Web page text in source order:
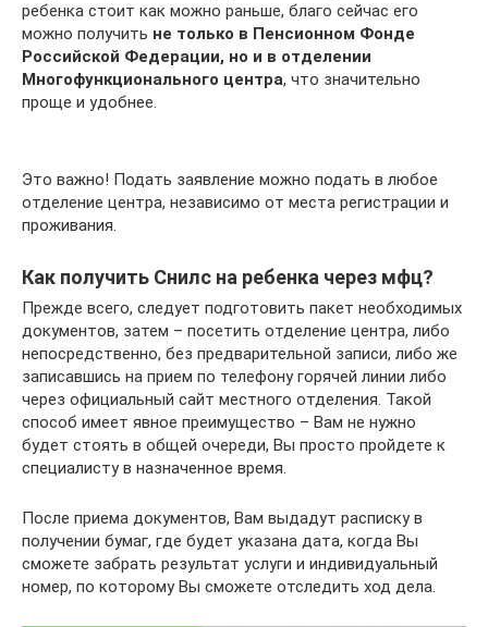
ребенка стоит как можно раньше, благо сейчас его
можно получить не только в Пенсионном Фонде
Российской Федерации, но и в отделении
Многофункционального центра, что значительно
проще и удобнее.
Это важно! Подать заявление можно подать в любое
отделение центра, независимо от места регистрации и
проживания.
Как получить Снилс на ребенка через мфц?
Прежде всего, следует подготовить пакет необходимых
документов, затем – посетить отделение центра, либо
непосредственно, без предварительной записи, либо же
записавшись на прием по телефону горячей линии либо
через официальный сайт местного отделения. Такой
способ имеет явное преимущество – Вам не нужно
будет стоять в общей очереди, Вы просто пройдете к
специалисту в назначенное время.
После приема документов, Вам выдадут расписку в
получении бумаг, где будет указана дата, когда Вы
сможете забрать результат услуги и индивидуальный
номер, по которому Вы сможете отследить ход дела.